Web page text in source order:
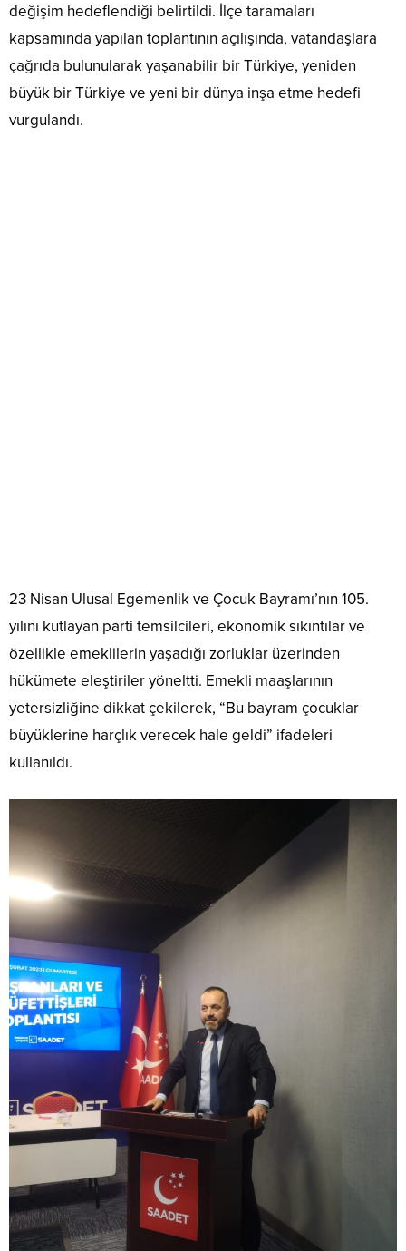
değişim hedeflendiği belirtildi. İlçe taramaları
kapsamında yapılan toplantının açılışında, vatandaşlara
çağrıda bulunularak yaşanabilir bir Türkiye, yeniden
büyük bir Türkiye ve yeni bir dünya inşa etme hedefi
vurgulandı.
23 Nisan Ulusal Egemenlik ve Çocuk Bayramı’nın 105.
yılını kutlayan parti temsilcileri, ekonomik sıkıntılar ve
özellikle emeklilerin yaşadığı zorluklar üzerinden
hükümete eleştiriler yöneltti. Emekli maaşlarının
yetersizliğine dikkat çekilerek, “Bu bayram çocuklar
büyüklerine harçlık verecek hale geldi” ifadeleri
kullanıldı.